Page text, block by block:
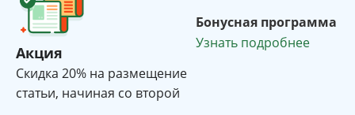
Акция
Cкидка 20% на размещение
статьи, начиная со второй
Бонусная программа
Узнать подробнее